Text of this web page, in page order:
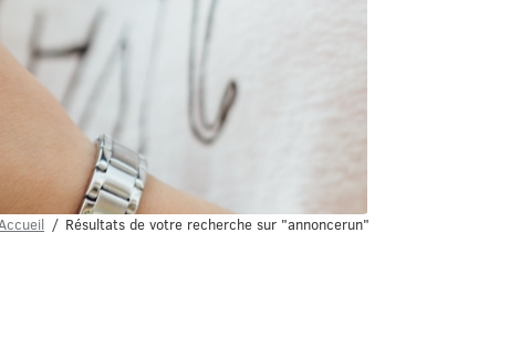
Résultats de votre recherche sur "annoncerun"